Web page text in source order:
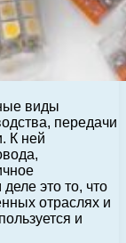
виды
передачи
К ней
это то, что
отраслях и
и